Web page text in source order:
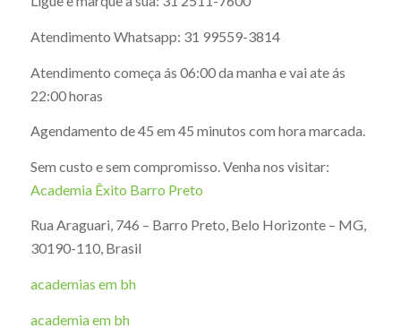
Atendimento Whatsapp: 31 99559-3814
Atendimento começa ás 06:00 da manha e vai ate ás
22:00 horas
Agendamento de 45 em 45 minutos com hora marcada.
Sem custo e sem compromisso. Venha nos visitar:
Academia Êxito Barro Preto
Rua Araguari, 746 – Barro Preto, Belo Horizonte – MG,
30190-110, Brasil
academias em bh
academia em bh